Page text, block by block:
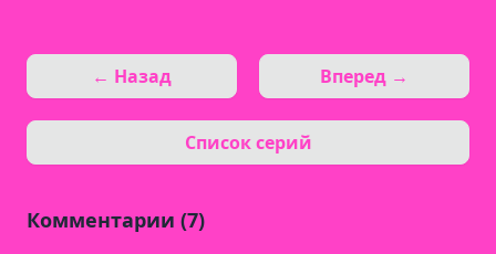
← Назад
Список серий
Вперед →
Комментарии (7)